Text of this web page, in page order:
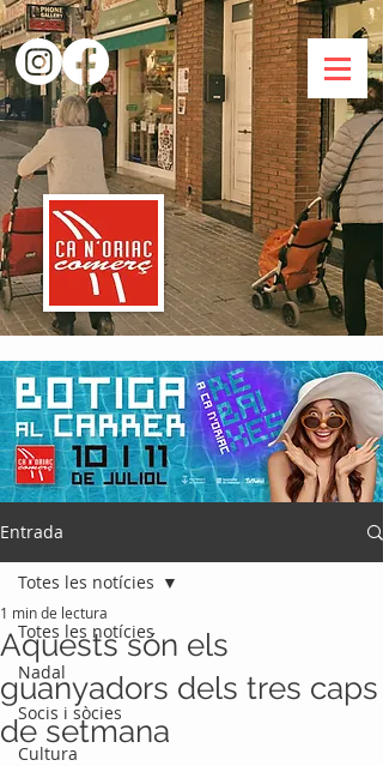
Entrada
Totes les notícies
Nadal
Socis i sòcies
Cultura
Totes les notícies
Aquests són els
guanyadors dels tres caps
de setmana
1 min de lectura